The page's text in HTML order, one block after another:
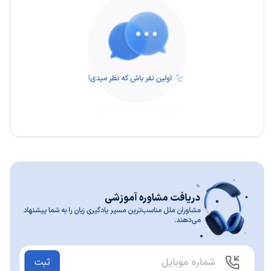
دریافت مشاوره آموزشی
مشاوران ملل مناسب‌ترین مسیر یادگیری زبان را به شما پیشنهاد
می‌دهند.
ثبت